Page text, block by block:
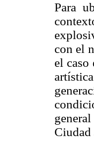
Para
con el
el caso
Ciudad